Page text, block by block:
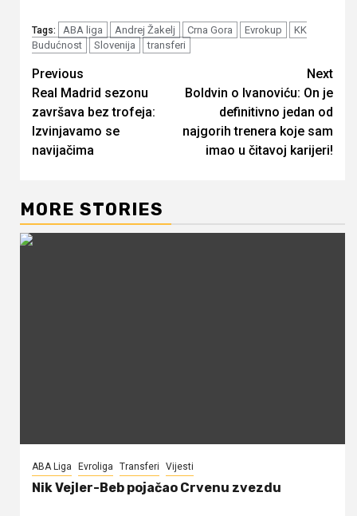
Tags: ABA liga Andrej Žakelj Crna Gora Evrokup
KK
Budućnost
Slovenija transferi
Continue
Reading
Previous
Real Madrid sezonu
završava bez trofeja:
Izvinjavamo se
navijačima
Next
Boldvin o Ivanoviću: On je
definitivno jedan od
najgorih trenera koje sam
imao u čitavoj karijeri!
MORE STORIES
ABA Liga Evroliga Transferi Vijesti
Nik Vejler-Beb pojačao Crvenu zvezdu